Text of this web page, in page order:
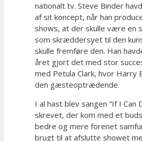
nationalt tv. Steve Binder
af sit koncept, når han
shows, at der skulle være en
som skræddersyet til den
skulle fremføre den. Han
året gjort det med stor
med Petula Clark, hvor Harry
den gæsteoptrædende.
I al hast blev sangen ”If I Can
skrevet, der kom med et
bedre og mere forenet
brugt til at afslutte showet